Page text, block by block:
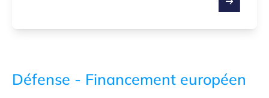
Défense - Financement européen